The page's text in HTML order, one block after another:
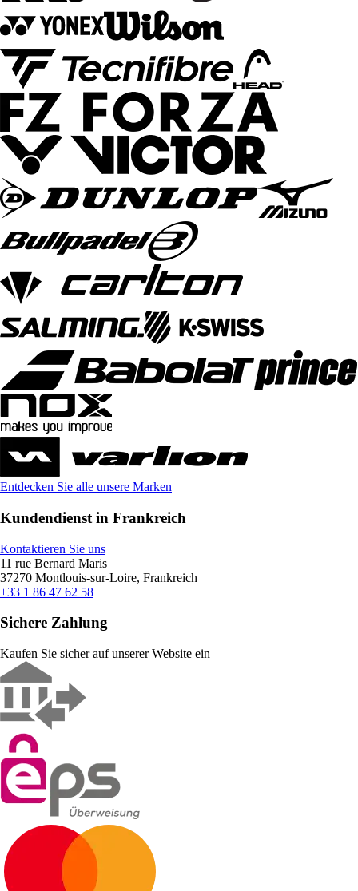
Entdecken Sie alle unsere Marken
Kundendienst in Frankreich
Kontaktieren Sie uns
11 rue Bernard Maris
37270 Montlouis-sur-Loire, Frankreich
+33 1 86 47 62 58
Sichere Zahlung
Kaufen Sie sicher auf unserer Website ein